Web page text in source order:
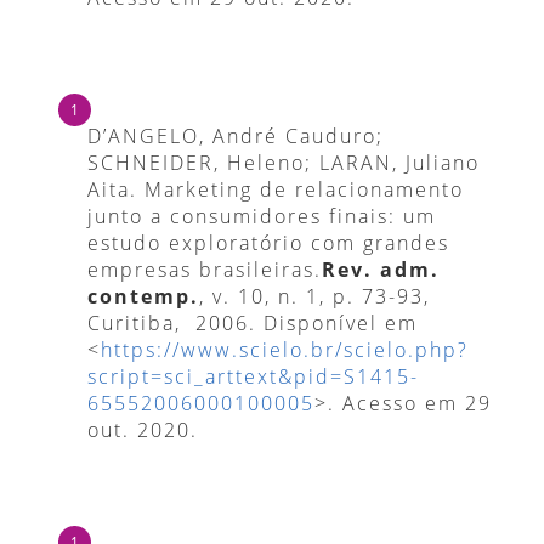
D’ANGELO, André Cauduro;
SCHNEIDER, Heleno; LARAN, Juliano
Aita. Marketing de relacionamento
junto a consumidores finais: um
estudo exploratório com grandes
empresas brasileiras.Rev. adm.
contemp., v. 10, n. 1, p. 73-93,
Curitiba, 2006. Disponível em
<https://www.scielo.br/scielo.php?
script=sci_arttext&pid=S1415-
65552006000100005>. Acesso em 29
out. 2020.